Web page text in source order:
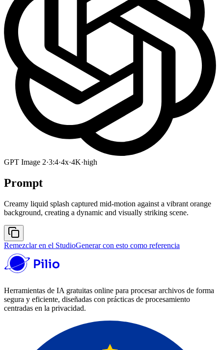
GPT Image 2·3:4·4x·4K·high
Prompt
Creamy liquid splash captured mid-motion against a vibrant orange
background, creating a dynamic and visually striking scene.
Remezclar en el StudioGenerar con esto como referencia
Herramientas de IA gratuitas online para procesar archivos de forma
segura y eficiente, diseñadas con prácticas de procesamiento
centradas en la privacidad.